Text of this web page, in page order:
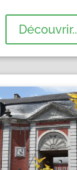
Découvrir..